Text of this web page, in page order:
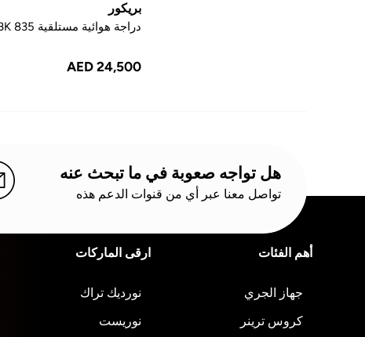
بريكور
دراجة هوائية مستلقية RBK 835
AED 24,500
هل تواجه صعوبة في ما تبحث عنه
تواصل معنا عبر أي من قنوات الدعم هذه
أهم الفئات
جهاز الجري
كروس ترينر
ارقى الماركات
نورديك تراك
نوريست